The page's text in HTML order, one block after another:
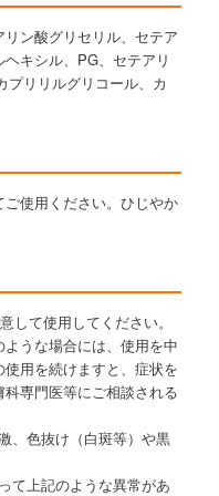
ン酸グリセリル、セテア
キシル、PG、セテアリ
プリリルグリコール、カ
使用ください。ひじやか
して使用してください。
うな場合には、使用を中
用を続けますと、症状を
専門医等にご相談される
、色抜け（白斑等）や黒
て上記のような異常があ